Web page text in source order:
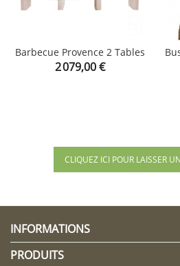
Barbecue Provence 2 Tables
Prix
2 079,00 €
CLIQUEZ ICI POUR LAISSER
INFORMATIONS
PRODUITS